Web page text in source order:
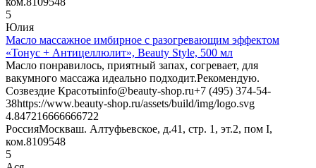
5
Юлия
Масло массажное имбирное с разогревающим эффектом
«Тонус + Антицеллюлит», Beauty Style, 500 мл
Масло понравилось, приятный запах, согревает, для
вакумного массажа идеально подходит.Рекомендую.
Созвездие Красотыinfo@beauty-shop.ru+7 (495) 374-54-
38https://www.beauty-shop.ru/assets/build/img/logo.svg
4.847216666666722
РоссияМоскваш. Алтуфьевское, д.41, стр. 1, эт.2, пом I,
ком.8109548
5